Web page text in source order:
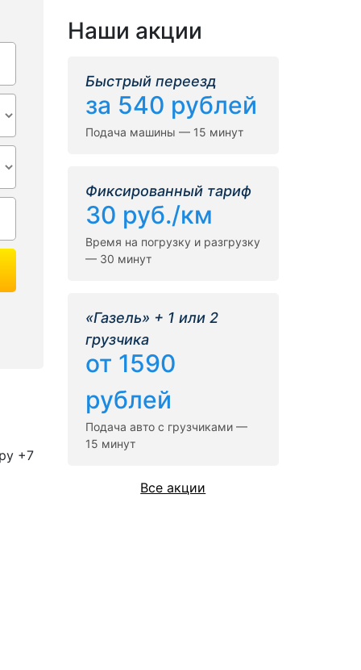
+7
Наши акции
Быстрый переезд
за 540 рублей
Подача машины — 15 минут
Фиксированный тариф
30 руб./км
Время на погрузку и разгрузку
— 30 минут
«Газель» + 1 или 2
грузчика
от 1590
рублей
Подача авто с грузчиками —
15 минут
Все акции